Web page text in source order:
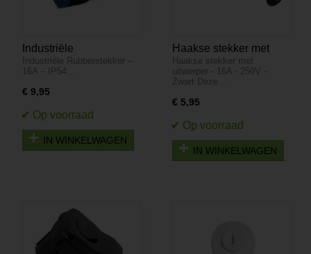
Industriële
Rubberstekker – 16A –
IP54 – Met
Kabeleingang
Industriële Rubberstekker –
16A – IP54…
€ 9,95
IN WINKELWAGEN
Haakse stekker met
uitwerper - 16A - 250V -
Zwart
Haakse stekker met
uitwerper - 16A - 250V -
Zwart Deze…
€ 5,95
IN WINKELWAGEN